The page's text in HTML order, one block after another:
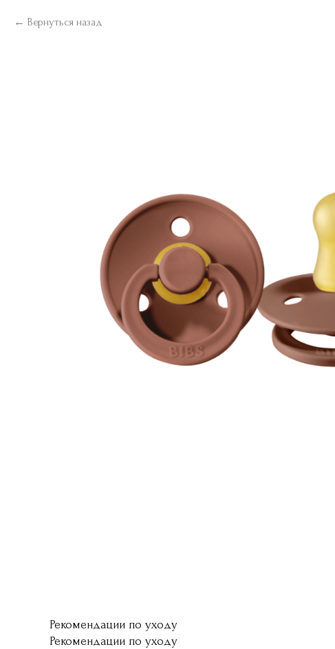
Вернуться назад
Рекомендации по уходу
Рекомендации по уходу